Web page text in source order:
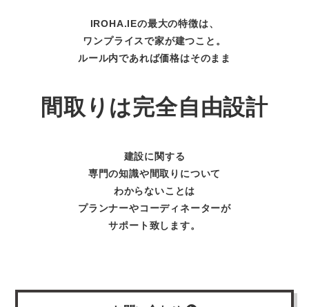
IROHA.IEの最大の特徴は、
ワンプライスで家が建つこと。
ルール内であれば価格はそのまま
間取りは完全自由設計
建設に関する
専門の知識や間取りについて
わからないことは
プランナーやコーディネーターが
サポート致します。